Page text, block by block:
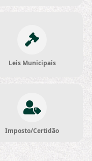
Leis Municipais
Imposto/Certidão